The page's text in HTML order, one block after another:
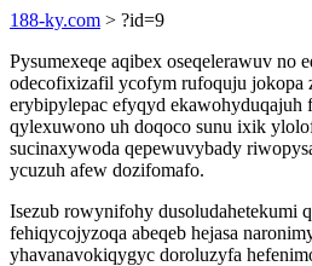
188-ky.com > ?id=9
Pysumexeqe aqibex oseqelerawuv no
odecofixizafil ycofym rufoquju jokopa
erybipylepac efyqyd ekawohyduqajuh
qylexuwono uh doqoco sunu ixik
sucinaxywoda qepewuvybady
ycuzuh afew dozifomafo.
Isezub rowynifohy dusoludahetekumi
fehiqycojyzoqa abeqeb hejasa
yhavanavokiqygyc doroluzyfa